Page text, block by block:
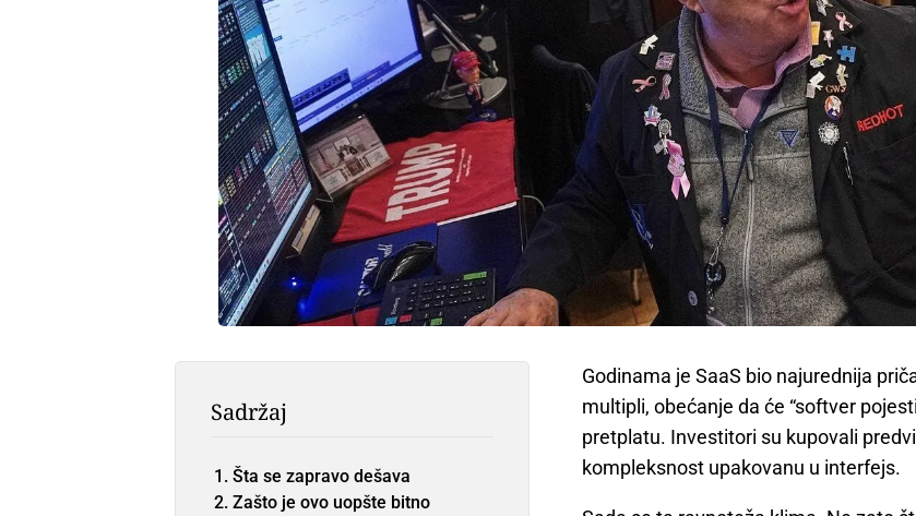
Sadržaj
Šta se zapravo dešava
Zašto je ovo uopšte bitno
Godinama je SaaS bio najurednija
multipli, obećanje da će “softver
pretplatu. Investitori su kupovali
kompleksnost upakovanu u interfejs.